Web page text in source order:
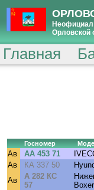
Орловской
Главная
Госномер
Ав АА 453 71
Ав
КА 337 50
Ав
А 282 КС
57